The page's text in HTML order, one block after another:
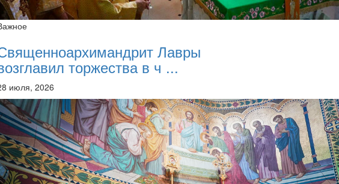
Лавры
торжества в ч ...
июля, 2026